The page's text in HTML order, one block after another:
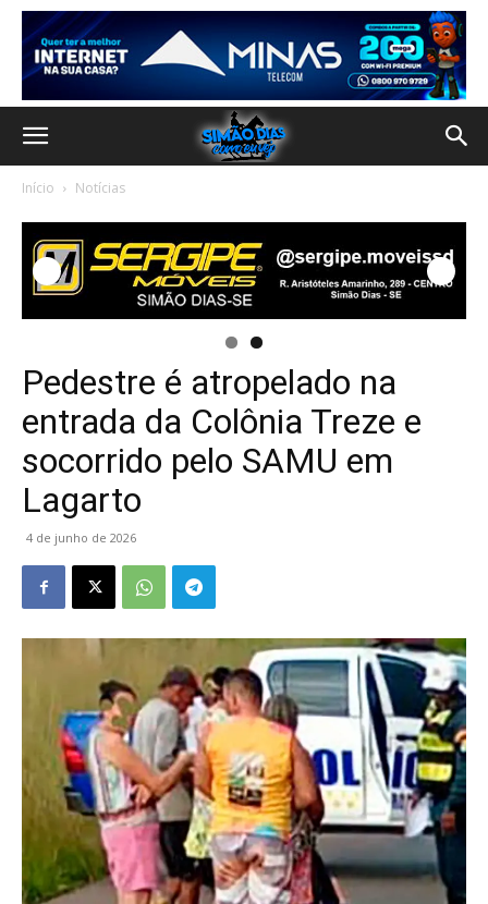
Início Notícias
Pedestre é atropelado na
entrada da Colônia Treze e
socorrido pelo SAMU em
Lagarto
4 de junho de 2026